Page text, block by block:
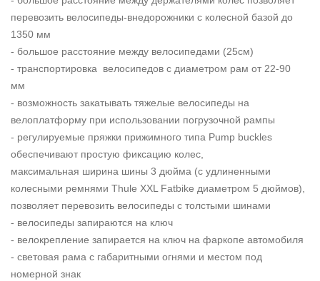
перевозить велосипеды-внедорожники с колесной базой до
1350 мм
- большое расстояние между велосипедами (25см)
- транспортировка велосипедов с диаметром рам от 22-90
мм
- возможность закатывать тяжелые велосипеды на
велоплатформу при использовании погрузочной рампы
- регулируемые пряжки прижимного типа Pump buckles
обеспечивают простую фиксацию колес,
максимальная ширина шины 3 дюйма (с удлиненными
колесными ремнями Thule XXL Fatbike диаметром 5 дюймов),
позволяет перевозить велосипеды с толстыми шинами
- велосипеды запираются на ключ
- велокрепление запирается на ключ на фаркопе автомобиля
- световая рама с габаритными огнями и местом под
номерной знак